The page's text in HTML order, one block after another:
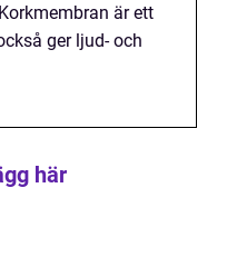
är ett
ger ljud- och
här